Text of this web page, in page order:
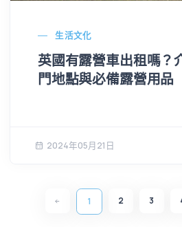
生活文化
英國有露營車出租嗎？
門地點與必備露營用品
2024年05月21日
1 2 3